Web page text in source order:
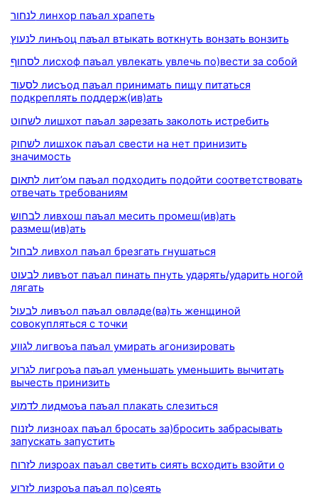
לנחור линхор паъал храпеть
לנעוץ линъоц паъал втыкать воткнуть вонзать вонзить
לסחוף лисхоф паъал увлекать увлечь по)вести за собой
לסעוד лисъод паъал принимать пищу питаться
подкреплять поддерж(ив)ать
לשחוט лишхот паъал зарезать заколоть истребить
לשחוק лишхок паъал свести на нет принизить
значимость
לתאום лит’ом паъал подходить подойти соответствовать
отвечать требованиям
לבחוש ливхош паъал месить промеш(ив)ать
размеш(ив)ать
לבחול ливхол паъал брезгать гнушаться
לבעוט ливъот паъал пинать пнуть ударять/ударить ногой
лягать
לבעול ливъол паъал овладе(ва)ть женщиной
совокупляться с точки
לגווע лигвоъа паъал умирать агонизировать
לגרוע лигроъа паъал уменьшать уменьшить вычитать
вычесть принизить
לדמוע лидмоъа паъал плакать слезиться
לזנוח лизноах паъал бросать за)бросить забрасывать
запускать запустить
לזרוח лизроах паъал светить сиять всходить взойти о
לזרוע лизроъа паъал по)сеять